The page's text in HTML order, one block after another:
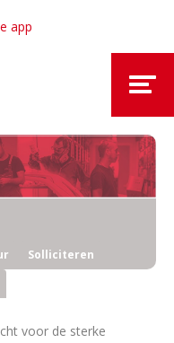
app
Solliciteren
voor de sterke